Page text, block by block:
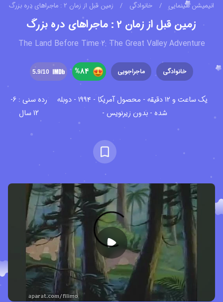
انیمیشن سینمایی / خانوادگی / زمین قبل از زمان ۲ : ماجراهای دره بزرگ
زمین قبل از زمان ۲ : ماجراهای دره بزرگ
The Land Before Time 2: The Great Valley Adventure
خانوادگی ماجراجویی 84
%
5.9/10
یک ساعت و ۱۲ دقیقه - محصول آمریکا - ۱۹۹۴ - دوبله
شده - بدون زیرنویس -
رده سنی : 6-
12 سال